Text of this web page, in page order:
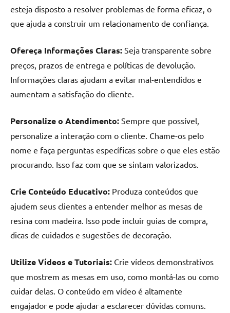
esteja disposto a resolver problemas de forma eficaz, o
que ajuda a construir um relacionamento de confiança.
Ofereça Informações Claras: Seja transparente sobre
preços, prazos de entrega e políticas de devolução.
Informações claras ajudam a evitar mal-entendidos e
aumentam a satisfação do cliente.
Personalize o Atendimento: Sempre que possível,
personalize a interação com o cliente. Chame-os pelo
nome e faça perguntas específicas sobre o que eles estão
procurando. Isso faz com que se sintam valorizados.
Crie Conteúdo Educativo: Produza conteúdos que
ajudem seus clientes a entender melhor as mesas de
resina com madeira. Isso pode incluir guias de compra,
dicas de cuidados e sugestões de decoração.
Utilize Vídeos e Tutoriais: Crie vídeos demonstrativos
que mostrem as mesas em uso, como montá-las ou como
cuidar delas. O conteúdo em vídeo é altamente
engajador e pode ajudar a esclarecer dúvidas comuns.